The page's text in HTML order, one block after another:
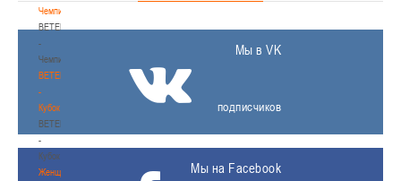
Чемпионат
BETERA
-
Чемпионат
BETERA
-
Кубок
BETERA
-
Кубок
Женщины
Мы в VK
подписчиков
Мы на Facebook